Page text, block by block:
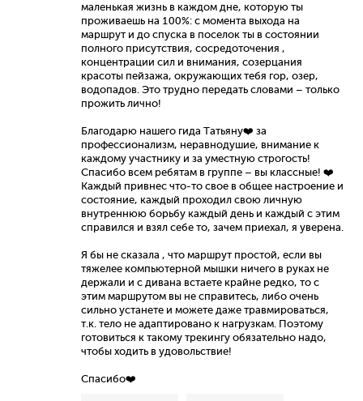
маленькая жизнь в каждом дне, которую ты
проживаешь на 100%: с момента выхода на
маршрут и до спуска в поселок ты в состоянии
полного присутствия, сосредоточения ,
концентрации сил и внимания, созерцания
красоты пейзажа, окружающих тебя гор, озер,
водопадов. Это трудно передать словами – только
прожить лично!
Благодарю нашего гида Татьяну❤️ за
профессионализм, неравнодушие, внимание к
каждому участнику и за уместную строгость!
Спасибо всем ребятам в группе – вы классные! ❤️
Каждый привнес что-то свое в общее настроение и
состояние, каждый проходил свою личную
внутреннюю борьбу каждый день и каждый с этим
справился и взял себе то, зачем приехал, я уверена.
Я бы не сказала , что маршрут простой, если вы
тяжелее компьютерной мышки ничего в руках не
держали и с дивана встаете крайне редко, то с
этим маршрутом вы не справитесь, либо очень
сильно устанете и можете даже травмироваться,
т.к. тело не адаптировано к нагрузкам. Поэтому
готовиться к такому трекингу обязательно надо,
чтобы ходить в удовольствие!
Спасибо❤️